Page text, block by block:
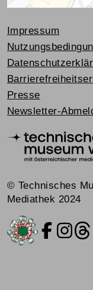
Impressum
Presse
Newsletter-
© Technisches
Mediathek 2024